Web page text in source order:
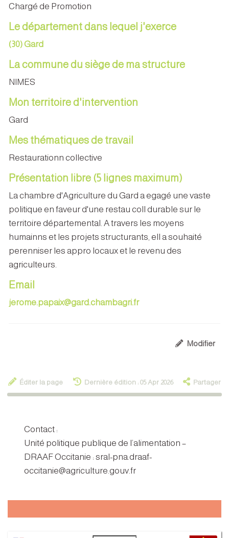
Chargé de Promotion
Le département dans lequel j'exerce
(30) Gard
La commune du siège de ma structure
NIMES
Mon territoire d'intervention
Gard
Mes thématiques de travail
Restaurationn collective
Présentation libre (5 lignes maximum)
La chambre d'Agriculture du Gard a egagé une vaste
politique en faveur d'une restau coll durable sur le
territoire départemental. A travers les moyens
humainns et les projets structurants, ell a souhaité
perenniser les appro locaux et le revenu des
agriculteurs.
Email
jerome.papaix@gard.chambagri.fr
Modifier
Éditer la page Dernière édition : 05 Apr 2026 Partager
Contact :
Unité politique publique de l’alimentation –
DRAAF Occitanie : sral-pna.draaf-
occitanie@agriculture.gouv.fr